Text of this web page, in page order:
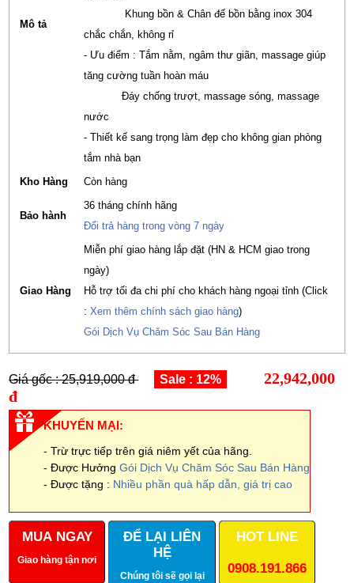
Mô tả
Khung bồn & Chân đế bồn bằng inox 304
chắc chắn, không rỉ
- Ưu điểm : Tắm nằm, ngâm thư giãn, massage giúp
tăng cường tuần hoàn máu
Đáy chống trượt, massage sóng, massage
nước
- Thiết kế sang trọng làm đẹp cho không gian phòng
tắm nhà bạn
Kho Hàng
Còn hàng
Bảo hành
36 tháng chính hãng
Đổi trả hàng trong vòng 7 ngày
Giao Hàng
Miễn phí giao hàng lắp đặt (HN & HCM giao trong
ngày)
Hỗ trợ tối đa chi phí cho khách hàng ngoại tỉnh (Click
: Xem thêm chính sách giao hàng)
Gói Dịch Vụ Chăm Sóc Sau Bán Hàng
Giá gốc : 25,919,000 đ Sale : 12%
22,942,000
đ
KHUYẾN MẠI:
- Trừ trực tiếp trên giá niêm yết của hãng.
- Được Hưởng Gói Dịch Vụ Chăm Sóc Sau Bán Hàng
- Được tặng : Nhiều phần quà hấp dẫn, giá trị cao
MUA NGAY
Giao hàng tận nơi
ĐỂ LẠI LIÊN
HỆ
Chúng tôi sẽ gọi lại
HOT LINE
0908.191.866